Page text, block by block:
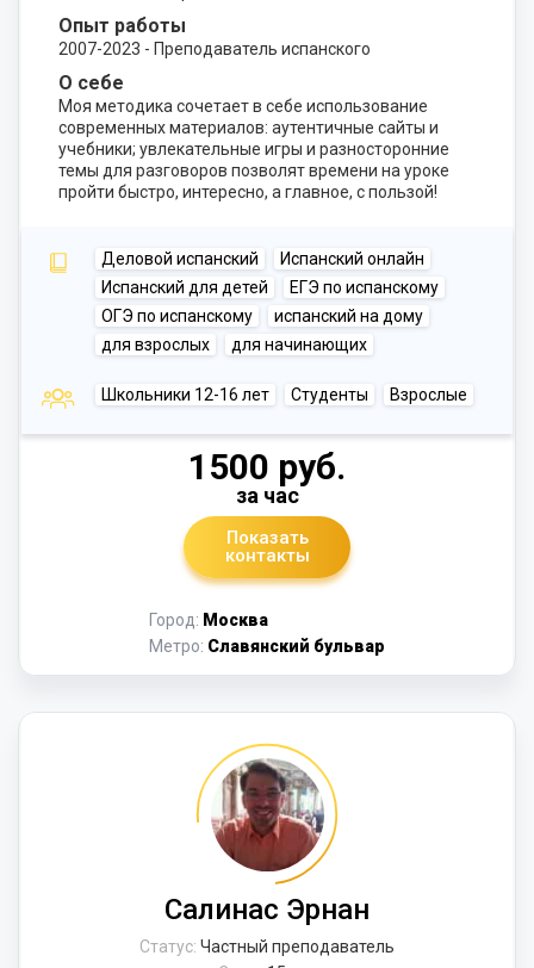
Опыт работы
2007-2023 - Преподаватель испанского
О себе
Моя методика сочетает в себе использование
современных материалов: аутентичные сайты и
учебники; увлекательные игры и разносторонние
темы для разговоров позволят времени на уроке
пройти быстро, интересно, а главное, с пользой!
Деловой испанский
Испанский онлайн
Испанский для детей
ЕГЭ по испанскому
ОГЭ по испанскому
испанский на дому
для взрослых
для начинающих
Школьники 12-16 лет Студенты Взрослые
Город: Москва
Метро: Славянский бульвар
1500 руб.
за час
Показать
контакты
Салинас Эрнан
Статус: Частный преподаватель